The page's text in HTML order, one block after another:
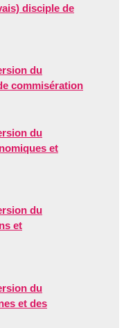
disciple de
du
commisération
du
et
du
et
du
et des